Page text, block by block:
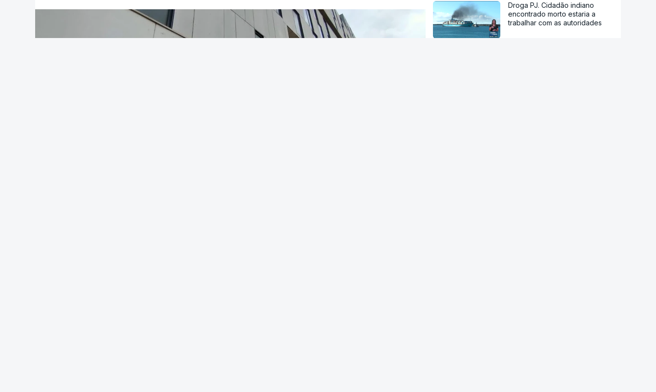
Droga PJ. Cidadão indiano
encontrado morto estaria a
trabalhar com as autoridades